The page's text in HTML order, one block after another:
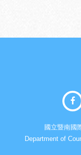
國立暨南國
Department of